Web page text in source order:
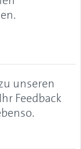
unseren
Feedback